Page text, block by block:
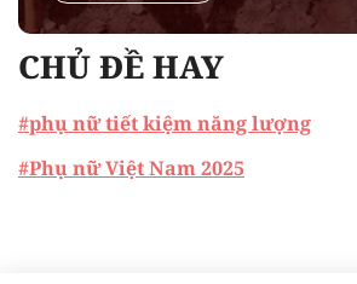
CHỦ ĐỀ HAY
#phụ nữ tiết kiệm năng lượng
#Phụ nữ Việt Nam 2025